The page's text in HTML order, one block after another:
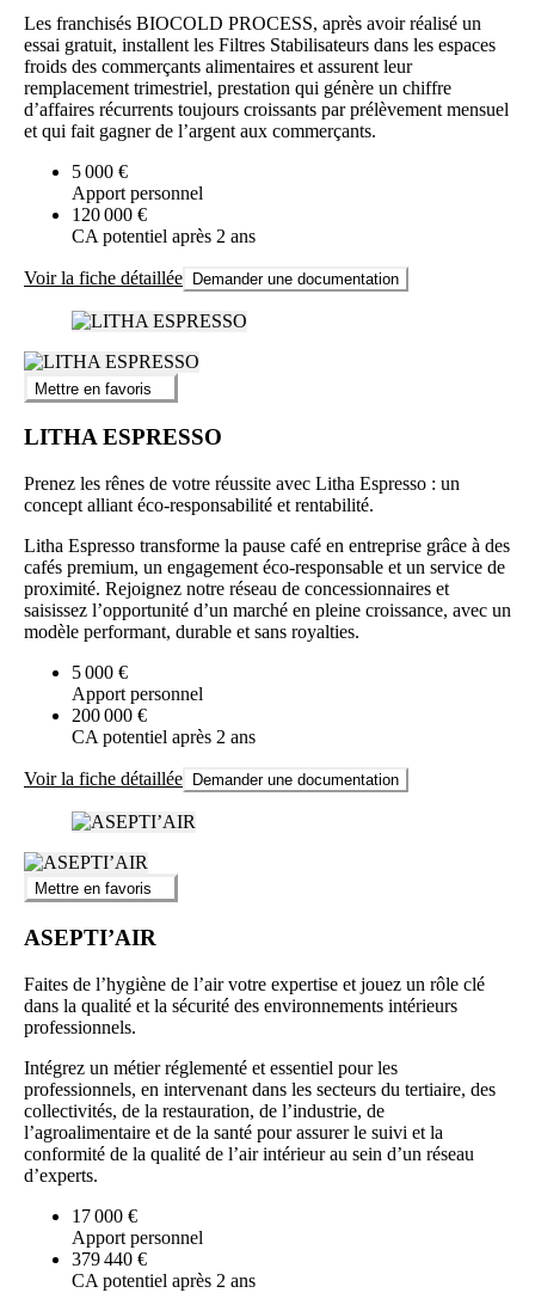
Les franchisés BIOCOLD PROCESS, après avoir réalisé un
essai gratuit, installent les Filtres Stabilisateurs dans les espaces
froids des commerçants alimentaires et assurent leur
remplacement trimestriel, prestation qui génère un chiffre
d’affaires récurrents toujours croissants par prélèvement mensuel
et qui fait gagner de l’argent aux commerçants.
5 000 €
Apport personnel
120 000 €
CA potentiel après 2 ans
Voir la fiche détaillée Demander une documentation
Mettre en favoris
LITHA ESPRESSO
Prenez les rênes de votre réussite avec Litha Espresso : un
concept alliant éco-responsabilité et rentabilité.
Litha Espresso transforme la pause café en entreprise grâce à des
cafés premium, un engagement éco-responsable et un service de
proximité. Rejoignez notre réseau de concessionnaires et
saisissez l’opportunité d’un marché en pleine croissance, avec un
modèle performant, durable et sans royalties.
5 000 €
Apport personnel
200 000 €
CA potentiel après 2 ans
Voir la fiche détaillée Demander une documentation
Mettre en favoris
ASEPTI’AIR
Faites de l’hygiène de l’air votre expertise et jouez un rôle clé
dans la qualité et la sécurité des environnements intérieurs
professionnels.
Intégrez un métier réglementé et essentiel pour les
professionnels, en intervenant dans les secteurs du tertiaire, des
collectivités, de la restauration, de l’industrie, de
l’agroalimentaire et de la santé pour assurer le suivi et la
conformité de la qualité de l’air intérieur au sein d’un réseau
d’experts.
17 000 €
Apport personnel
379 440 €
CA potentiel après 2 ans